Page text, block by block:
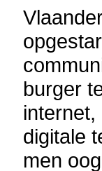
burger
digitale
men